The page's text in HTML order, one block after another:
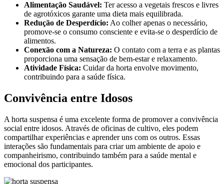
Alimentação Saudável: Ter acesso a vegetais frescos e livres
de agrotóxicos garante uma dieta mais equilibrada.
Redução de Desperdício: Ao colher apenas o necessário,
promove-se o consumo consciente e evita-se o desperdício de
alimentos.
Conexão com a Natureza: O contato com a terra e as plantas
proporciona uma sensação de bem-estar e relaxamento.
Atividade Física: Cuidar da horta envolve movimento,
contribuindo para a saúde física.
Convivência entre Idosos
A horta suspensa é uma excelente forma de promover a convivência
social entre idosos. Através de oficinas de cultivo, eles podem
compartilhar experiências e aprender uns com os outros. Essas
interações são fundamentais para criar um ambiente de apoio e
companheirismo, contribuindo também para a saúde mental e
emocional dos participantes.